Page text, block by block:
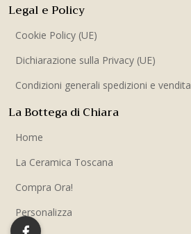
La Bottega di Chiara
Home
La Ceramica Toscana
Compra Ora!
Personalizza
Legal e Policy
Cookie Policy (UE)
Dichiarazione sulla Privacy (UE)
Condizioni generali spedizioni e vendita